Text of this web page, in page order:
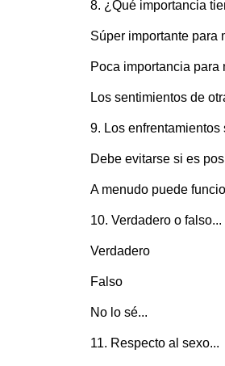
8. ¿Qué importancia
Súper importante para
Poca importancia para
Los sentimientos de
9. Los enfrentamientos
Debe evitarse si es
A menudo puede
10. Verdadero o
Verdadero
Falso
No lo sé...
11. Respecto al sexo...